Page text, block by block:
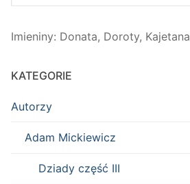
Imieniny: Donata, Doroty, Kajetana
KATEGORIE
Autorzy
Adam Mickiewicz
Dziady część III